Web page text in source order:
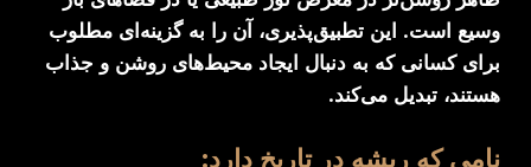
وسیع است. این تطبیق‌پذیری، آن را به گزینه‌ای مطلوب
برای کسانی که به دنبال ایجاد محیط‌های روشن و جذاب
هستند، تبدیل می‌کند.
نامی که ریشه در تاریخ دارد: